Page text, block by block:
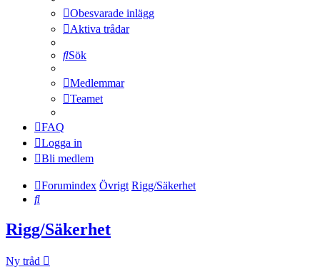
Obesvarade inlägg
Aktiva trådar
Sök
Medlemmar
Teamet
FAQ
Logga in
Bli medlem
Forumindex Övrigt Rigg/Säkerhet
Sök
Rigg/Säkerhet
Ny tråd